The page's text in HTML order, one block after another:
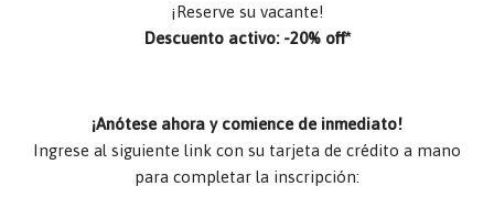
¡Reserve su vacante!
Descuento activo: -20% off*
¡Anótese ahora y comience de inmediato!
Ingrese al siguiente link con su tarjeta de crédito a mano
para completar la inscripción: